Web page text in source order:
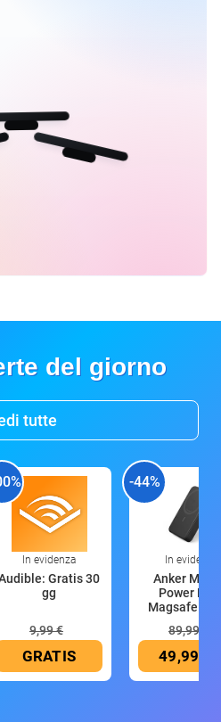
del giorno
tutte
In evidenza
Gratis 30
gg
9,99 €
GRATIS
-44%
In evidenza
Anker
Power
Magsafe
89,99 €
49,99 €